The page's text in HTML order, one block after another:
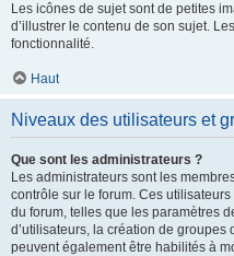
Les icônes de sujet sont de petites
d’illustrer le contenu de son sujet.
fonctionnalité.
Haut
Niveaux des utilisateurs et
Que sont les administrateurs ?
Les administrateurs sont les
contrôle sur le forum. Ces
du forum, telles que les paramètres
d’utilisateurs, la création de groupes
peuvent également être habilités à